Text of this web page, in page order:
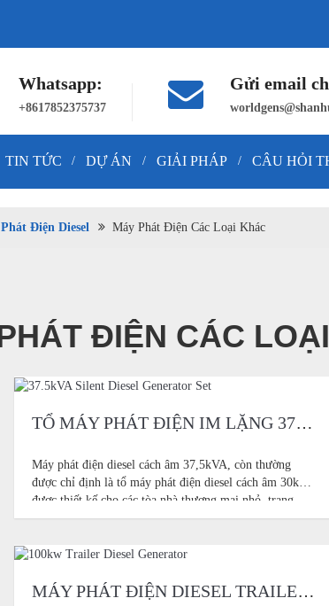
Whatsapp:
+8617852375737
Gửi email
TIN TỨC / DỰ ÁN / GIẢI PHÁP / CÂU HỎI
Điện Diesel Máy Phát Điện Các Loại Khác
ĐIỆN CÁC
TỔ MÁY PHÁT ĐIỆN IM LẶNG 37.5KVA
Máy phát điện diesel cách âm 37,5kVA, còn thường
được chỉ định là tổ máy phát điện diesel cách âm 30kW,
được thiết kế cho các tòa nhà thương mại nhỏ, trang
trại, văn phòng, phòng khám, xưởng nhỏ, trạm hỗ trợ
MÁY PHÁT ĐIỆN DIESEL TRAILER 100KW